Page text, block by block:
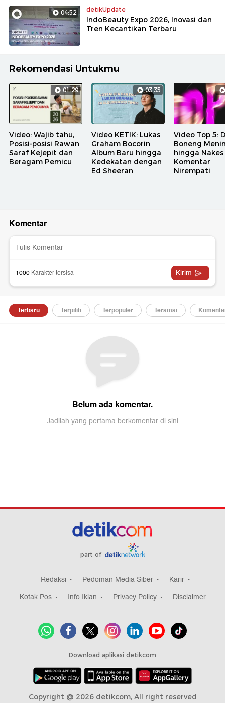
04:52 detikUpdate
IndoBeauty Expo 2026, Inovasi dan
Tren Kecantikan Terbaru
Rekomendasi Untukmu
01:29
Video: Wajib tahu,
Posisi-posisi Rawan
Saraf Kejepit dan
Beragam Pemicu
03:35
Video KETIK: Lukas
Graham Bocorin
Album Baru hingga
Kedekatan dengan
Ed Sheeran
Video Top 5:
Boneng
hingga Nakes
Komentar
Nirempati
part of
Redaksi Pedoman Media Siber
Karir
Kotak Pos
Info Iklan Privacy Policy Disclaimer
Download aplikasi detikcom
Copyright @ 2026 detikcom, All right reserved